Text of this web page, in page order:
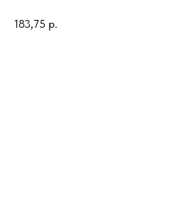
183,75 р.